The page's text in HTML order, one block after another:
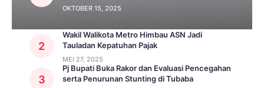
OKTOBER 15, 2025
Wakil Walikota Metro Himbau ASN Jadi
Tauladan Kepatuhan Pajak
MEI 27, 2025
Pj Bupati Buka Rakor dan Evaluasi Pencegahan
serta Penurunan Stunting di Tubaba